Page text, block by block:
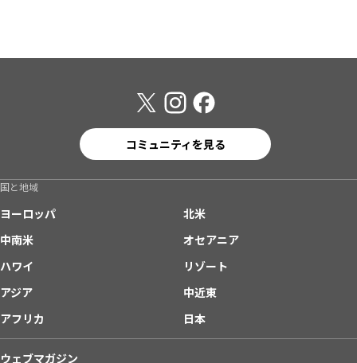
コミュニティを見る
国と地域
ヨーロッパ
北米
中南米
オセアニア
ハワイ
リゾート
アジア
中近東
アフリカ
日本
ウェブマガジン